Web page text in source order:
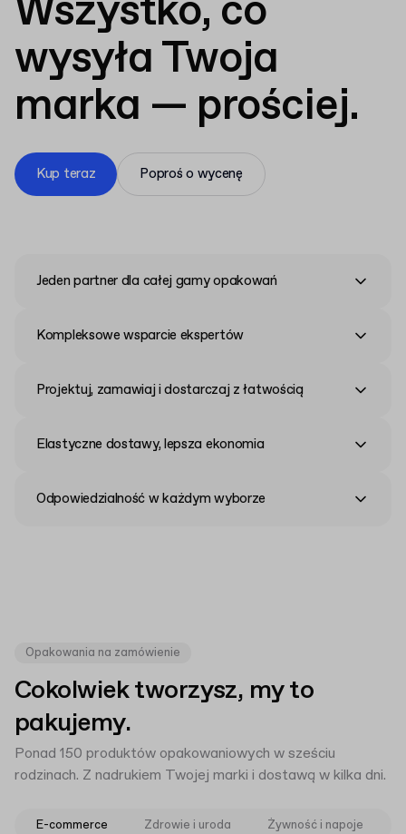
Wszystko, co
wysyła Twoja
marka — prościej.
Kup teraz Poproś o wycenę
Jeden partner dla całej gamy opakowań
Kompleksowe wsparcie ekspertów
Projektuj, zamawiaj i dostarczaj z łatwością
Elastyczne dostawy, lepsza ekonomia
Odpowiedzialność w każdym wyborze
Opakowania na zamówienie
Cokolwiek tworzysz, my to
pakujemy.
Ponad 150 produktów opakowaniowych w sześciu
rodzinach. Z nadrukiem Twojej marki i dostawą w kilka dni.
E-commerce Zdrowie i uroda Żywność i napoje